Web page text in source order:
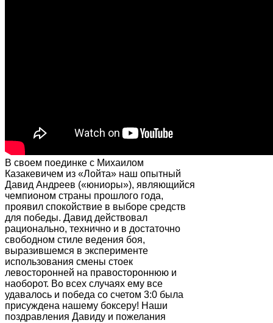
В своем поединке с Михаилом
Казакевичем из «Лойта» наш опытный
Давид Андреев («юниоры»), являющийся
чемпионом страны прошлого года,
проявил спокойствие в выборе средств
для победы. Давид действовал
рационально, технично и в достаточно
свободном стиле ведения боя,
выразившемся в эксперименте
использования смены стоек
левосторонней на правостороннюю и
наоборот. Во всех случаях ему все
удавалось и победа со счетом 3:0 была
присуждена нашему боксеру! Наши
поздравления Давиду и пожелания